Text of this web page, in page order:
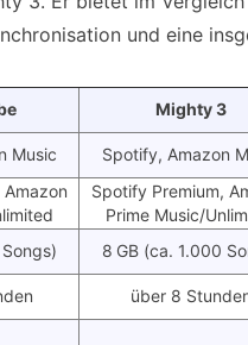
und eine
Mighty 3
Music Spotify, Amazon
Spotify Premium,
Prime Music/
8 GB (ca. 1.000
über 8